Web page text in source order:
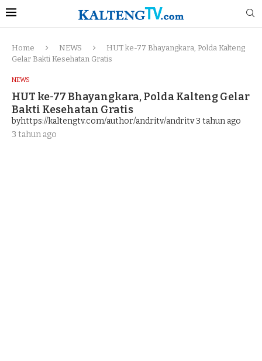
Home NEWS
HUT ke-77 Bhayangkara, Polda Kalteng
Gelar Bakti Kesehatan Gratis
NEWS
HUT ke-77 Bhayangkara, Polda Kalteng Gelar
Bakti Kesehatan Gratis
byhttps://kaltengtv.com/author/andritv/andritv3 tahun ago
3 tahun ago